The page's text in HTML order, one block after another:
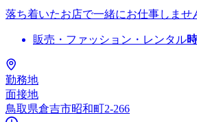
落ち着いたお店で一緒にお仕事しませ
販売・ファッション・レンタル
勤務地
面接地
鳥取県倉吉市昭和町2-266